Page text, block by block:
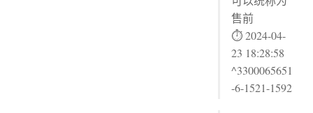
售前
⏱ 2024-04-
23 18:28:58
^3300065651
-6-1521-1592